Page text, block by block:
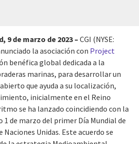
9 de marzo de 2023 – CGI (NYSE:
la asociación con Project
benéfica global dedicada a la
marinas, para desarrollar un
que ayuda a su localización,
inicialmente en el Reino
se ha lanzado coincidiendo con la
1 de marzo del primer Día Mundial de
Naciones Unidas. Este acuerdo se